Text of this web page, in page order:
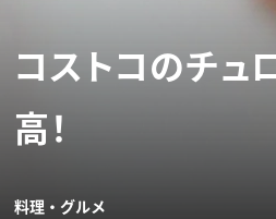
コストコのチ
高！
料理・グルメ